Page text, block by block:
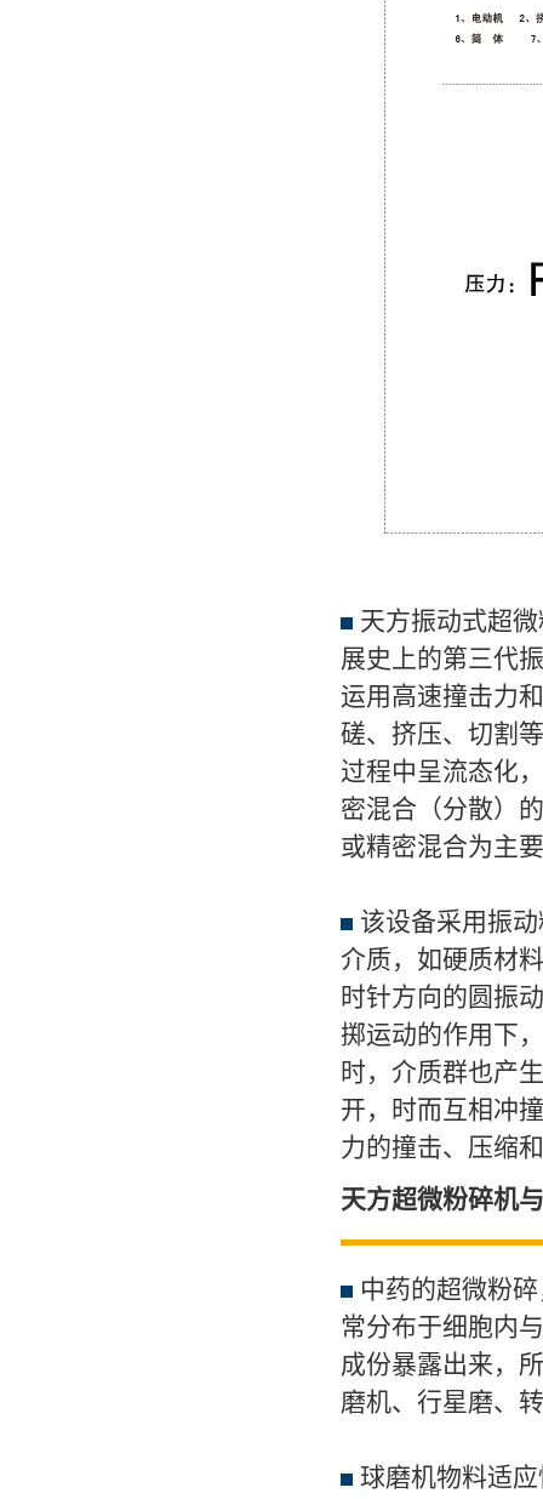
天方振动式超微
展史上的第三代
运用高速撞击力
磋、挤压、切割
过程中呈流态化
密混合（分散）
或精密混合为主
该设备采用振动
介质，如硬质材
时针方向的圆振
掷运动的作用下
时，介质群也产
开，时而互相冲
力的撞击、压缩
天方超微粉碎机
中药的超微粉
常分布于细胞内
成份暴露出来，
磨机、行星磨、
球磨机物料适